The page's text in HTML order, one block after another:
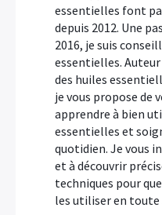
essentielles font
depuis 2012. Une
2016, je suis
essentielles.
des huiles
je vous propose de
apprendre à bien
essentielles et
quotidien. Je vous
et à découvrir
techniques pour
les utiliser en toute